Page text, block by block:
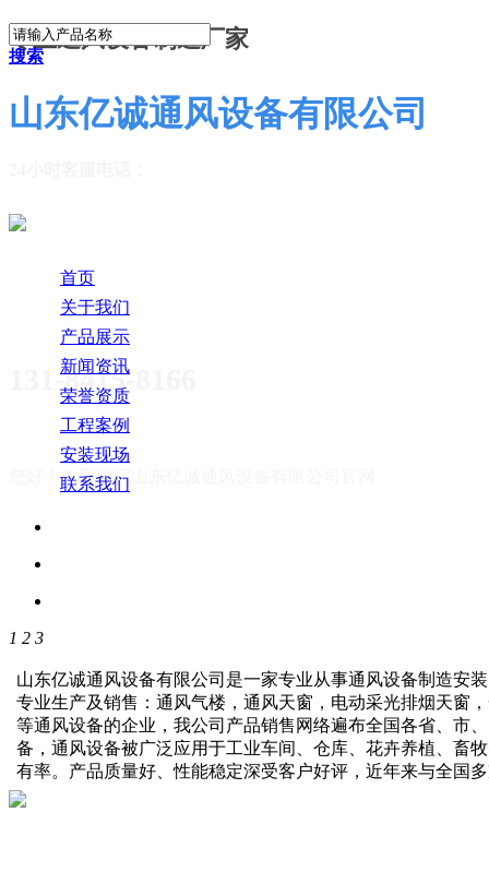
专业通风设备制造厂家
山东亿诚通风设备有限公司
131-8415-8166
您好！欢迎访问
搜索
首页
关于我们
产品展示
新闻资讯
荣誉资质
工程案例
安装现场
联系我们
1 2 3
山东亿诚通风设备有限公司是一家专业从事通风设备制造安
专业生产及销售：通风气楼，通风天窗，电动采光排烟天窗
等通风设备的企业，我公司产品销售网络遍布全国各省、市
备，通风设备被广泛应用于工业车间、仓库、花卉养植、畜
有率。产品质量好、性能稳定深受客户好评，近年来与全国